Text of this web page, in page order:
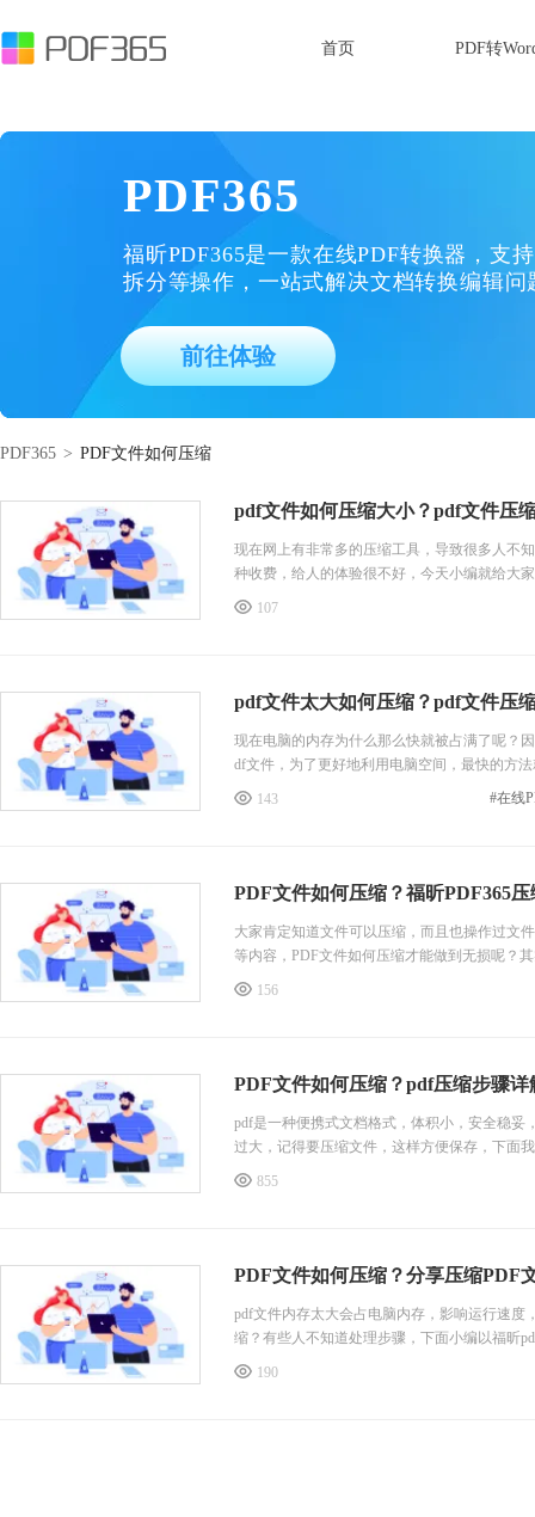
首页 PDF转
PDF365
福昕PDF365是一款在线PDF转换器，支
拆分等操作，一站式解决文档转换编辑问
前往体验
PDF365 > PDF文件如何压缩
pdf文件如何压缩大小？pdf文件压
现在网上有非常多的压缩工具，导致很多人不
种收费，给人的体验很不好，今天小编就给大
缩大小。
107
pdf文件太大如何压缩？pdf文件压
现在电脑的内存为什么那么快就被占满了呢？
df文件，为了更好地利用电脑空间，最快的方
看使用福昕PDF365是怎么操作的。
143 #在线
PDF文件如何压缩？福昕PDF365
大家肯定知道文件可以压缩，而且也操作过文
等内容，PDF文件如何压缩才能做到无损呢？
156
PDF文件如何压缩？pdf压缩步骤详
pdf是一种便携式文档格式，体积小，安全稳
过大，记得要压缩文件，这样方便保存，下面
855
PDF文件如何压缩？分享压缩PDF
pdf文件内存太大会占电脑内存，影响运行速度
缩？有些人不知道处理步骤，下面小编以福昕
190